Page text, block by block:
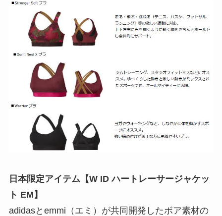
日本限定アイテム【W ID ハートレーサージャケッ
ト EM】
adidasとemmi（エミ）が共同開発したボア素材の